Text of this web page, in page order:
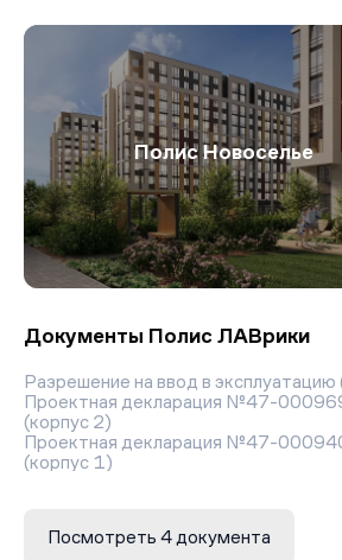
Полис Новоселье
Документы Полис ЛАВрики
Разрешение на ввод в эксплуатацию
Проектная декларация №47-
(корпус 2)
Проектная декларация №47-
(корпус 1)
Посмотреть 4 документа